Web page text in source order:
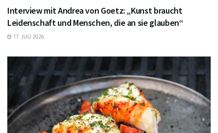
Interview mit Andrea von Goetz: „Kunst braucht
Leidenschaft und Menschen, die an sie glauben“
17. JULI 2026